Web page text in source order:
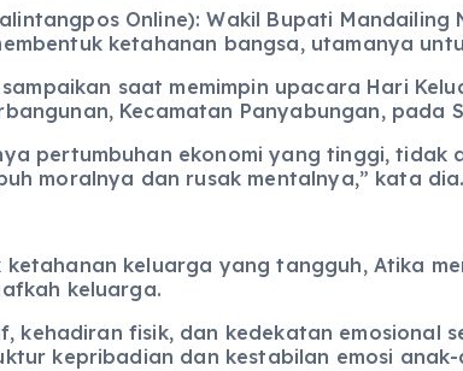
Online): Wakil Bupati
ketahanan bangsa, utamanya
saat memimpin upacara Hari
Kecamatan Panyabungan, pada
pertumbuhan ekonomi yang tinggi,
moralnya dan rusak mentalnya,” kata dia.
ketahanan keluarga yang tangguh, Atika
keluarga.
kehadiran fisik, dan kedekatan
kepribadian dan kestabilan emosi anak-